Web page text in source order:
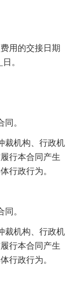
用的交接日期
。
。
裁机构、行政机
行本合同产生
行政行为。
。
裁机构、行政机
行本合同产生
行政行为。